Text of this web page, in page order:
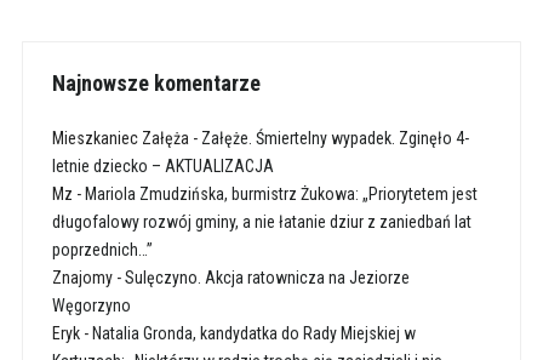
Najnowsze komentarze
Mieszkaniec Załęża - Załęże. Śmiertelny wypadek. Zginęło 4-
letnie dziecko – AKTUALIZACJA
Mz - Mariola Zmudzińska, burmistrz Żukowa: „Priorytetem jest
długofalowy rozwój gminy, a nie łatanie dziur z zaniedbań lat
poprzednich…”
Znajomy-Sulęczyno. Akcja ratownicza na Jeziorze
Węgorzyno
Eryk- Natalia Gronda, kandydatka do Rady Miejskiej w